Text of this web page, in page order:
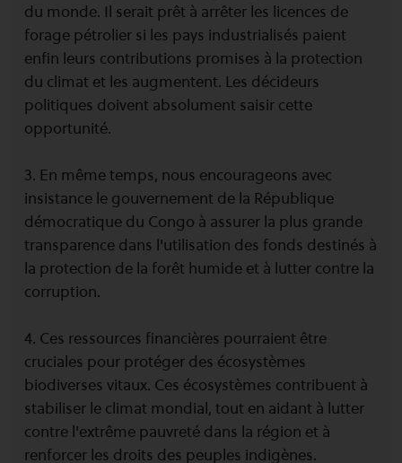
du monde. Il serait prêt à arrêter les licences de
forage pétrolier si les pays industrialisés paient
enfin leurs contributions promises à la protection
du climat et les augmentent. Les décideurs
politiques doivent absolument saisir cette
opportunité.
3. En même temps, nous encourageons avec
insistance le gouvernement de la République
démocratique du Congo à assurer la plus grande
transparence dans l'utilisation des fonds destinés à
la protection de la forêt humide et à lutter contre la
corruption.
4. Ces ressources financières pourraient être
cruciales pour protéger des écosystèmes
biodiverses vitaux. Ces écosystèmes contribuent à
stabiliser le climat mondial, tout en aidant à lutter
contre l'extrême pauvreté dans la région et à
renforcer les droits des peuples indigènes.